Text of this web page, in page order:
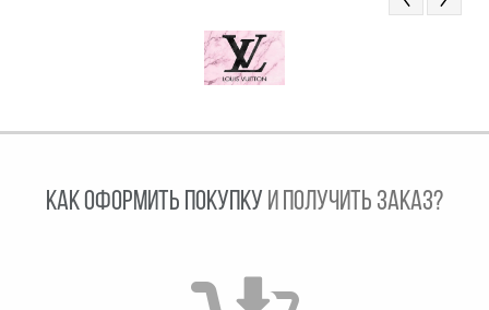
КАК ОФОРМИТЬ ПОКУПКУ И ПОЛУЧИТЬ ЗАКАЗ?